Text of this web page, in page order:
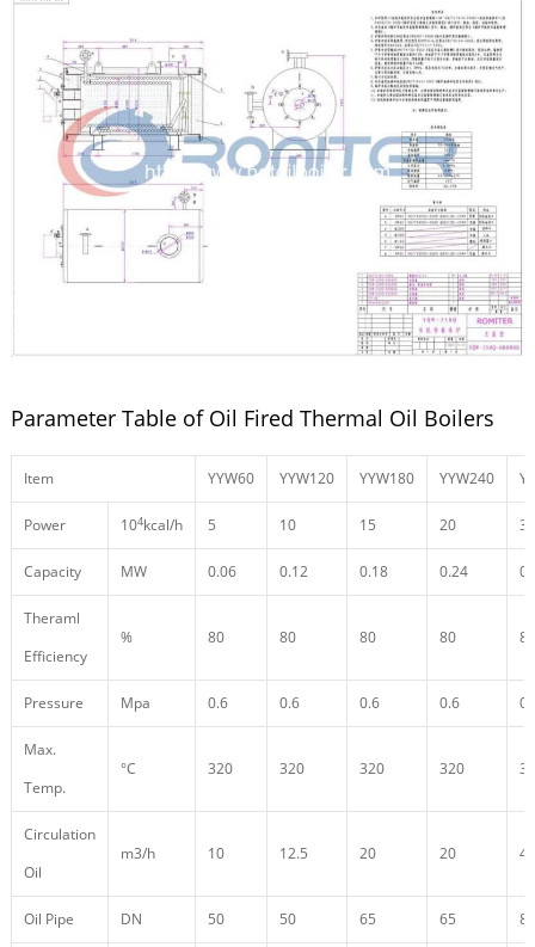
Parameter Table of Oil Fired Thermal Oil Boilers
Item YYW60 YYW120 YYW180 YYW240
Power 104kcal/h 5 10 15 20 30
Capacity MW 0.06 0.12 0.18 0.24
Theraml
Efficiency
% 80 80 80 80 80
Pressure Mpa 0.6 0.6 0.6 0.6
Max.
Temp.
°C 320 320 320 320
Circulation
Oil
m3/h 10 12.5 20 20 40
Oil Pipe DN 50 50 65 65 80